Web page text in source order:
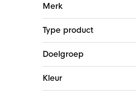
informatie
Merk
Type product
Doelgroep
Kleur